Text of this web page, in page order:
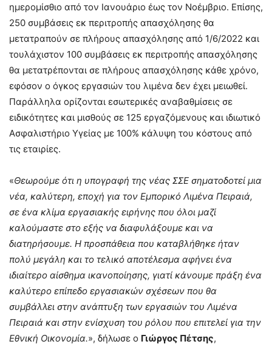
ημερομίσθιο από τον Ιανουάριο έως τον Νοέμβριο. Επίσης,
250 συμβάσεις εκ περιτροπής απασχόλησης θα
μετατραπούν σε πλήρους απασχόλησης από 1/6/2022 και
τουλάχιστον 100 συμβάσεις εκ περιτροπής απασχόλησης
θα μετατρέπονται σε πλήρους απασχόλησης κάθε χρόνο,
εφόσον ο όγκος εργασιών του λιμένα δεν έχει μειωθεί.
Παράλληλα ορίζονται εσωτερικές αναβαθμίσεις σε
ειδικότητες και μισθούς σε 125 εργαζόμενους και ιδιωτικό
Ασφαλιστήριο Υγείας με 100% κάλυψη του κόστους από
τις εταιρίες.
«Θεωρούμε ότι η υπογραφή της νέας ΣΣΕ σηματοδοτεί μια
νέα, καλύτερη, εποχή για τον Εμπορικό Λιμένα Πειραιά,
σε ένα κλίμα εργασιακής ειρήνης που όλοι μαζί
καλούμαστε στο εξής να διαφυλάξουμε και να
διατηρήσουμε. Η προσπάθεια που καταβλήθηκε ήταν
πολύ μεγάλη και το τελικό αποτέλεσμα αφήνει ένα
ιδιαίτερο αίσθημα ικανοποίησης, γιατί κάνουμε πράξη ένα
καλύτερο επίπεδο εργασιακών σχέσεων που θα
συμβάλλει στην ανάπτυξη των εργασιών του Λιμένα
Πειραιά και στην ενίσχυση του ρόλου που επιτελεί για την
Εθνική Οικονομία.», δήλωσε ο Γιώργος Πέτσης,